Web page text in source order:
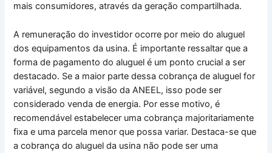
mais consumidores, através da geração compartilhada.
A remuneração do investidor ocorre por meio do aluguel
dos equipamentos da usina. É importante ressaltar que a
forma de pagamento do aluguel é um ponto crucial a ser
destacado. Se a maior parte dessa cobrança de aluguel for
variável, segundo a visão da ANEEL, isso pode ser
considerado venda de energia. Por esse motivo, é
recomendável estabelecer uma cobrança majoritariamente
fixa e uma parcela menor que possa variar. Destaca-se que
a cobrança do aluguel da usina não pode ser uma